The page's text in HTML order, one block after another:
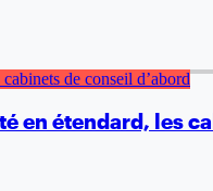
en étendard, les